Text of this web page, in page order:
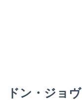
ドン・ジョ